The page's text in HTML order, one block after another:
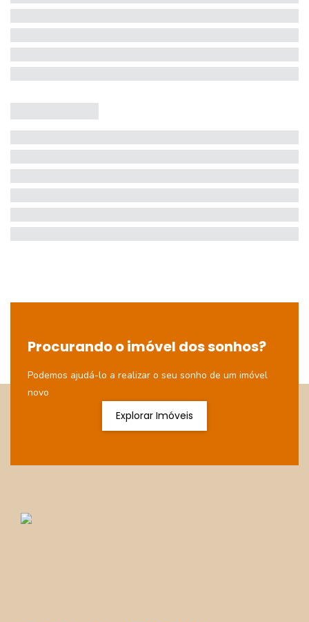
Procurando o imóvel dos sonhos?
Podemos ajudá-lo a realizar o seu sonho de um imóvel
novo
Explorar Imóveis